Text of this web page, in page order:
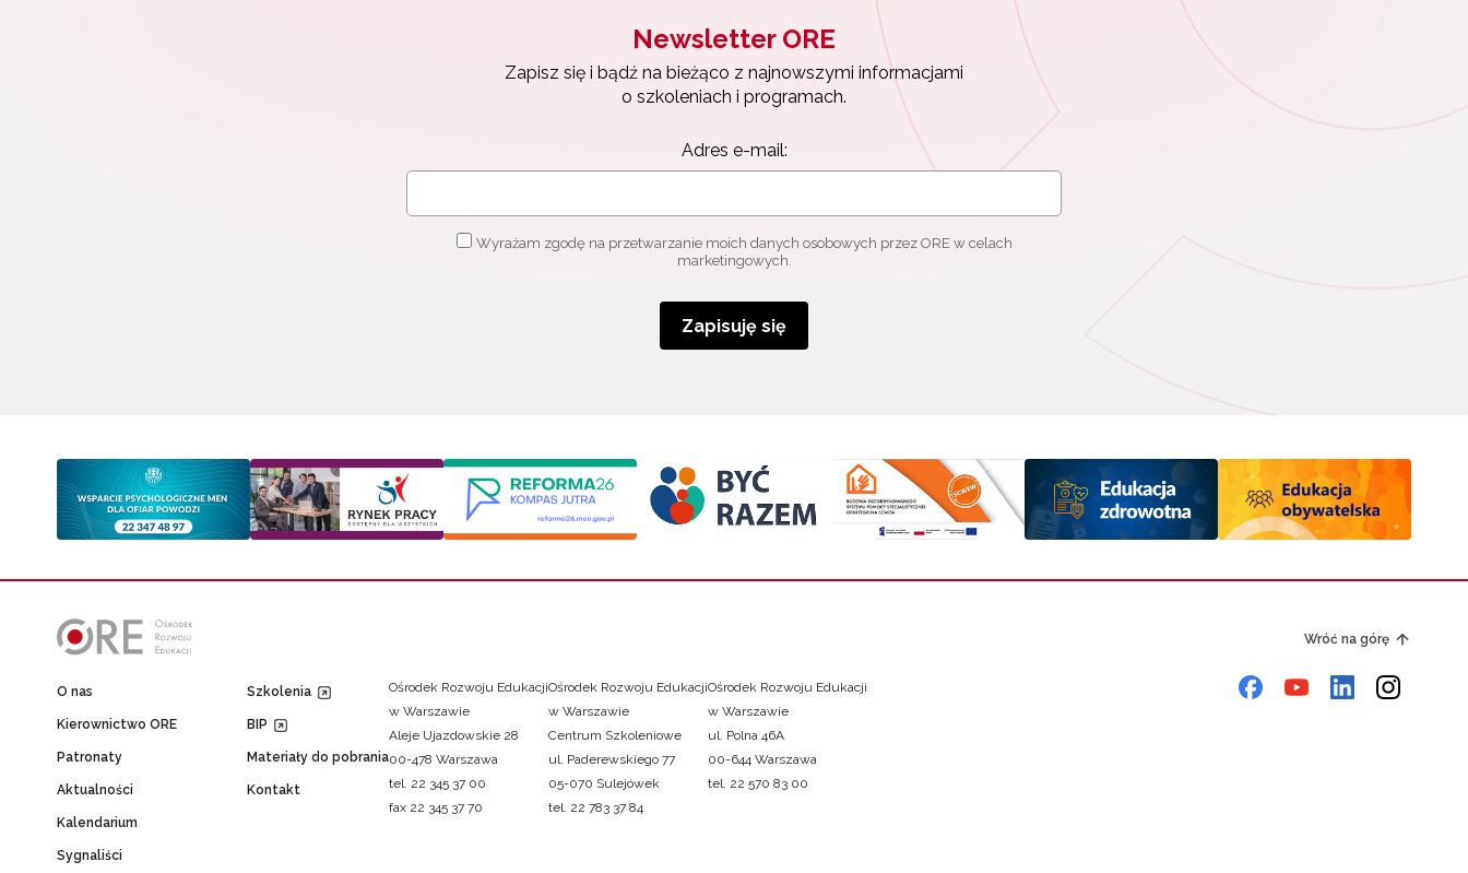
Newsletter ORE
Zapisz się i bądź na bieżąco z najnowszymi informacjami
o szkoleniach i programach.
Adres e-mail:
Wyrażam zgodę na przetwarzanie moich danych osobowych przez ORE w celach
marketingowych.
Zapisuję się
Wróć na górę
O nas
Kierownictwo ORE
Patronaty
Aktualności
Kalendarium
Sygnaliści
Szkolenia
BIP
Materiały do pobrania
Kontakt
Ośrodek Rozwoju Edukacji
w Warszawie
Aleje Ujazdowskie 28
00-478 Warszawa
tel. 22 345 37 00
fax 22 345 37 70
Ośrodek Rozwoju Edukacji
w Warszawie
Centrum Szkoleniowe
ul. Paderewskiego 77
05-070 Sulejówek
tel. 22 783 37 84
Ośrodek Rozwoju Edukacji
w Warszawie
ul. Polna 46A
00-644 Warszawa
tel. 22 570 83 00